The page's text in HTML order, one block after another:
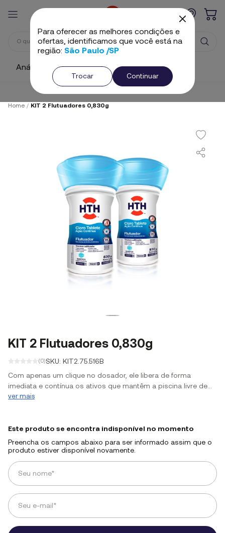
Análise e Ajuste Cloros Algicidas
Home / KIT 2 Flutuadores 0,830g
KIT 2 Flutuadores 0,830g
(0)SKU: KIT2.75.516B
Com apenas um clique no dosador, ele libera de forma
imediata e contínua os ativos que mantêm a piscina livre de
bactérias por até 30 dias e ainda avisa quando o produto
ver mais
Este produto se encontra indisponível no momento
Preencha os campos abaixo para ser informado assim que o
produto estiver disponível novamente.
Seu nome*
Seu e-mail*
Para oferecer as melhores condições e
ofertas, identificamos que você está na
região: São Paulo /SP
Trocar Continuar